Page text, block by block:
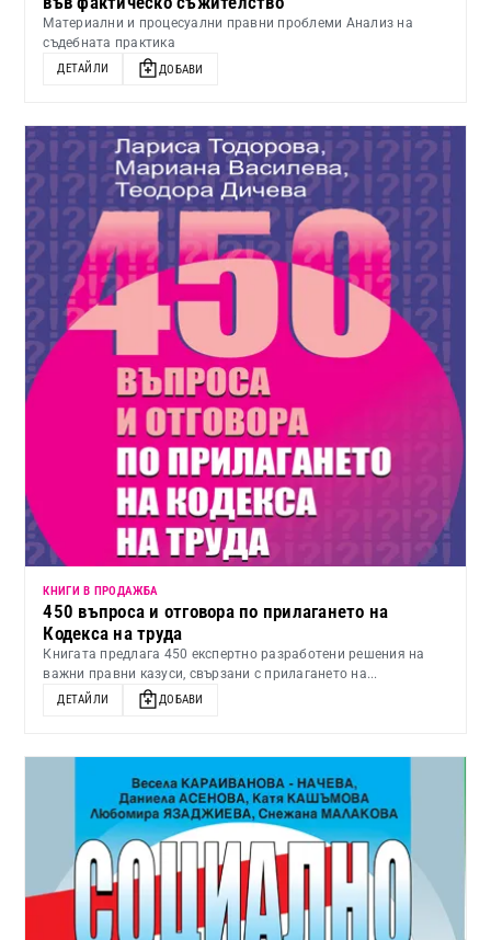
Материални и процесуални правни проблеми Анализ на
съдебната практика
ДЕТАЙЛИ ДОБАВИ
КНИГИ В ПРОДАЖБА
450 въпроса и отговора по прилагането на
Кодекса на труда
Книгата предлага 450 експертно разработени решения на
важни правни казуси, свързани с прилагането на...
ДЕТАЙЛИ ДОБАВИ